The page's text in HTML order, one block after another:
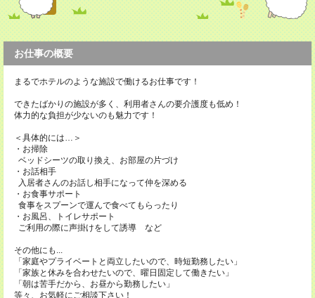
お仕事の概要
まるでホテルのような施設で働けるお仕事です！
できたばかりの施設が多く、利用者さんの要介護度も低め！
体力的な負担が少ないのも魅力です！
＜具体的には…＞
・お掃除
ベッドシーツの取り換え、お部屋の片づけ
・お話相手
入居者さんのお話し相手になって仲を深める
・お食事サポート
食事をスプーンで運んで食べてもらったり
・お風呂、トイレサポート
ご利用の際に声掛けをして誘導 など
その他にも...
「家庭やプライベートと両立したいので、時短勤務したい」
「家族と休みを合わせたいので、曜日固定して働きたい」
「朝は苦手だから、お昼から勤務したい」
等々、お気軽にご相談下さい！